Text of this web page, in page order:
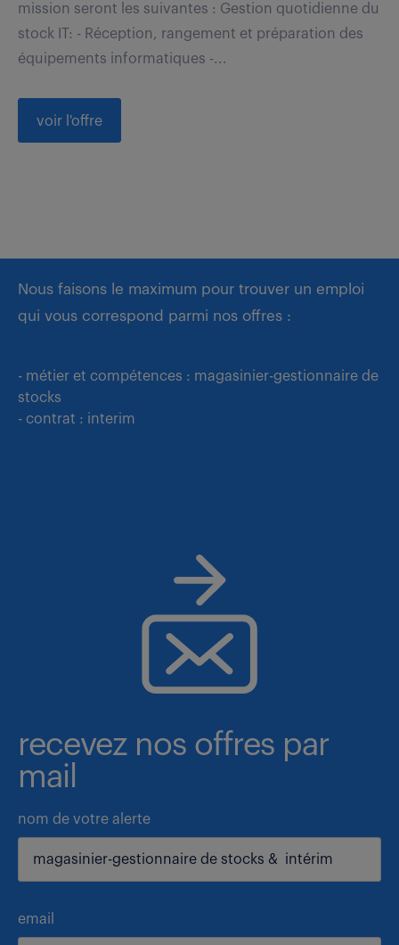
mission seront les suivantes : Gestion quotidienne du
stock IT: - Réception, rangement et préparation des
équipements informatiques -...
voir l'offre
Nous faisons le maximum pour trouver un emploi
qui vous correspond parmi nos offres :
- métier et compétences : magasinier-gestionnaire de
stocks
- contrat : interim
recevez nos offres par
mail
nom de votre alerte
email